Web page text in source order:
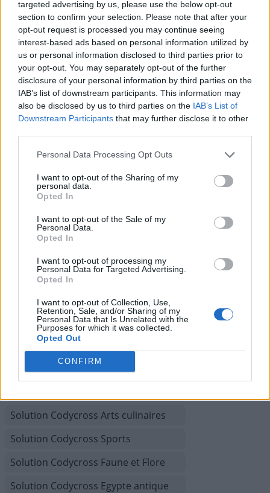
targeted advertising by us, please use the below opt-out
section to confirm your selection. Please note that after your
opt-out request is processed you may continue seeing
interest-based ads based on personal information utilized by
us or personal information disclosed to third parties prior to
your opt-out. You may separately opt-out of the further
disclosure of your personal information by third parties on the
IAB’s list of downstream participants. This information may
also be disclosed by us to third parties on the IAB’s List of
Downstream Participants that may further disclose it to other
Personal Data Processing Opt Outs
I want to opt-out of the Sharing of my
personal data.
Opted In
I want to opt-out of the Sale of my
Personal Data.
Opted In
I want to opt-out of processing my
Personal Data for Targeted Advertising.
Opted In
I want to opt-out of Collection, Use,
Retention, Sale, and/or Sharing of my
Personal Data that Is Unrelated with the
Purposes for which it was collected.
Opted Out
CONFIRM
Solutions Codycross pour d'autres langues:
Codycross lösungen Codycross soluzioni Codycross answers Codycross respostas
Codycross respuestas
MONDES
Solution Codycross Planète Terre
Solution Codycross Sous l'océan
Solution Codycross Inventions
Solution Codycross Saisons
Solution Codycross Cirque
Solution Codycross Arts culinaires
Solution Codycross Sports
Solution Codycross Faune et Flore
Solution Codycross Egypte antique